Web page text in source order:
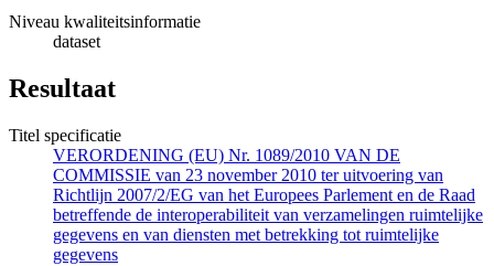
Niveau kwaliteitsinformatie
dataset
Resultaat
Titel specificatie
VERORDENING (EU) Nr. 1089/2010 VAN DE
COMMISSIE van 23 november 2010 ter uitvoering van
Richtlijn 2007/2/EG van het Europees Parlement en de Raad
betreffende de interoperabiliteit van verzamelingen ruimtelijke
gegevens en van diensten met betrekking tot ruimtelijke
gegevens